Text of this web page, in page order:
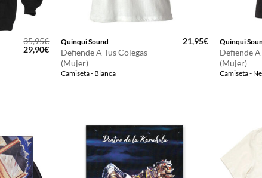
35,95€
El
29,90€El
precio
actual
Quinqui Sound
Defiende A Tus Colegas
(Mujer)
Camiseta - Blanca
21,95€ Quinqui
Defiende A
(Mujer)
Camiseta -